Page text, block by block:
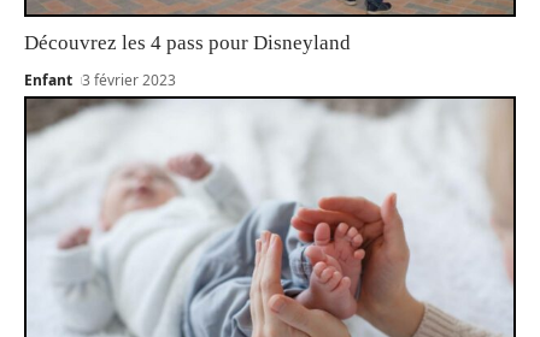
Découvrez les 4 pass pour Disneyland
Enfant 3 février 2023